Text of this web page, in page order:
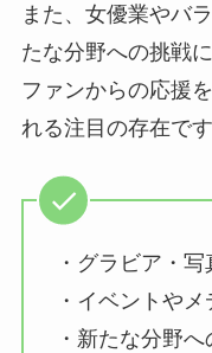
また、女優業やバ
たな分野への挑戦
ファンからの応援
れる注目の存在です
・グラビア・
・イベントや
・新たな分野